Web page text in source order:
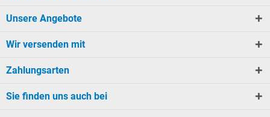
Unsere Angebote
Wir versenden mit
Zahlungsarten
Sie finden uns auch bei